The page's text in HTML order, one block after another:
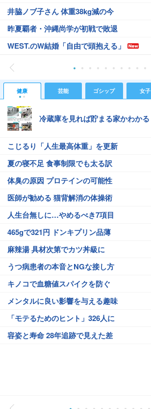
井脇ノブ子さん 体重38kg減の今
昨夏覇者・沖縄尚学が初戦で敗退
WEST.のW結婚「自由で頭抱える」
健康 芸能 ゴシップ 女子
冷蔵庫を見れば貯まる家かわかる
こじるり「人生最高体重」を更新
夏の寝不足 食事制限でも太る訳
体臭の原因 プロテインの可能性
医師が勧める 猫背解消の体操術
人生台無しに…やめるべき7項目
465gで321円 ドンキプリン品薄
麻辣湯 具材次第でカツ丼級に
うつ病患者の本音とNGな接し方
キノコで血糖値スパイクを防ぐ
メンタルに良い影響を与える趣味
「モテるためのヒント」326人に
容姿と寿命 28年追跡で見えた差